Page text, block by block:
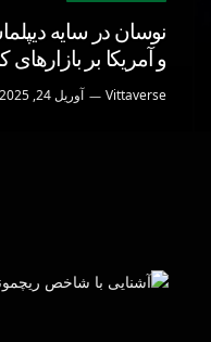
نوسان در سایه
و آمریکا بر
Vittaverse آوریل 24, 2025